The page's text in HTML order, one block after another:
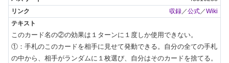
収録／公式／Wiki
このカード名の②の効果は１ターンに１度しか使用できない。
①：手札のこのカードを相手に見せて発動できる。自分の全ての手札
の中から、相手がランダムに１枚選び、自分はそのカードを捨てる。